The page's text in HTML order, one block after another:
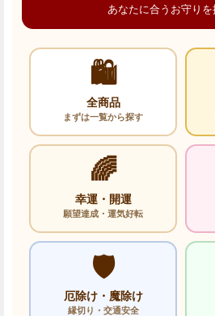
あなたに合うお守りを
🛍️
全商品
まずは一覧から探す
🌈
幸運・開運
願望達成・運気好転
🛡️
厄除け・魔除け
縁切り・交通安全